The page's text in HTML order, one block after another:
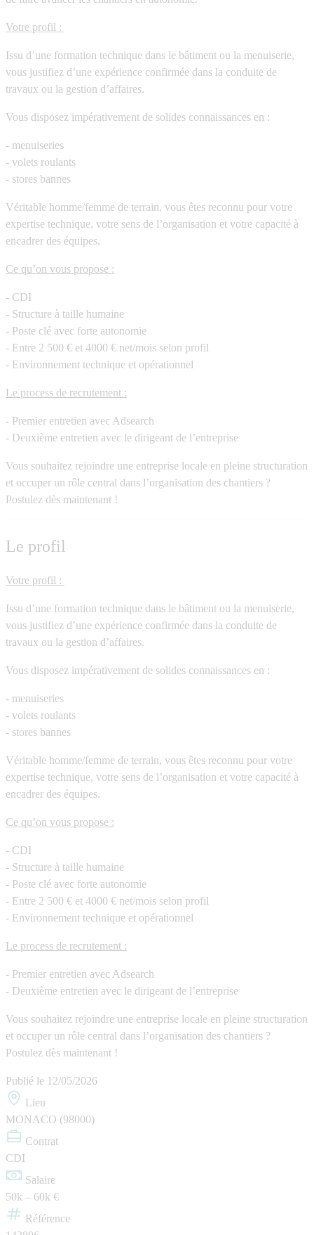
Votre profil :
Issu d’une formation technique dans le bâtiment ou la menuiserie,
vous justifiez d’une expérience confirmée dans la conduite de
travaux ou la gestion d’affaires.
Vous disposez impérativement de solides connaissances en :
- menuiseries
- volets roulants
- stores bannes
Véritable homme/femme de terrain, vous êtes reconnu pour votre
expertise technique, votre sens de l’organisation et votre capacité à
encadrer des équipes.
Ce qu’on vous propose :
- CDI
- Structure à taille humaine
- Poste clé avec forte autonomie
- Entre 2 500 € et 4000 € net/mois selon profil
- Environnement technique et opérationnel
Le process de recrutement :
- Premier entretien avec Adsearch
- Deuxième entretien avec le dirigeant de l’entreprise
Vous souhaitez rejoindre une entreprise locale en pleine structuration
et occuper un rôle central dans l’organisation des chantiers ?
Postulez dès maintenant !
Le profil
Votre profil :
Issu d’une formation technique dans le bâtiment ou la menuiserie,
vous justifiez d’une expérience confirmée dans la conduite de
travaux ou la gestion d’affaires.
Vous disposez impérativement de solides connaissances en :
- menuiseries
- volets roulants
- stores bannes
Véritable homme/femme de terrain, vous êtes reconnu pour votre
expertise technique, votre sens de l’organisation et votre capacité à
encadrer des équipes.
Ce qu’on vous propose :
- CDI
- Structure à taille humaine
- Poste clé avec forte autonomie
- Entre 2 500 € et 4000 € net/mois selon profil
- Environnement technique et opérationnel
Le process de recrutement :
- Premier entretien avec Adsearch
- Deuxième entretien avec le dirigeant de l’entreprise
Vous souhaitez rejoindre une entreprise locale en pleine structuration
et occuper un rôle central dans l’organisation des chantiers ?
Postulez dès maintenant !
Publié le 12/05/2026
Lieu
MONACO (98000)
Contrat
CDI
Salaire
50k – 60k €
Référence